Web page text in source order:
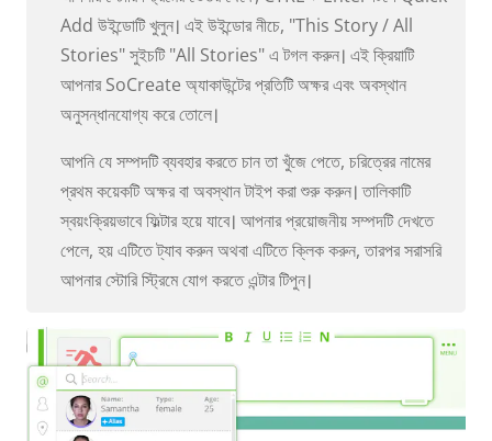
Add উইন্ডোটি খুলুন। এই উইন্ডোর নীচে, "This Story / All
Stories" সুইচটি "All Stories" এ টগল করুন। এই ক্রিয়াটি
আপনার SoCreate অ্যাকাউন্টের প্রতিটি অক্ষর এবং অবস্থান
অনুসন্ধানযোগ্য করে তোলে।
আপনি যে সম্পদটি ব্যবহার করতে চান তা খুঁজে পেতে, চরিত্রের নামের
প্রথম কয়েকটি অক্ষর বা অবস্থান টাইপ করা শুরু করুন। তালিকাটি
স্বয়ংক্রিয়ভাবে ফিল্টার হয়ে যাবে। আপনার প্রয়োজনীয় সম্পদটি দেখতে
পেলে, হয় এটিতে ট্যাব করুন অথবা এটিতে ক্লিক করুন, তারপর সরাসরি
আপনার স্টোরি স্ট্রিমে যোগ করতে এন্টার টিপুন।